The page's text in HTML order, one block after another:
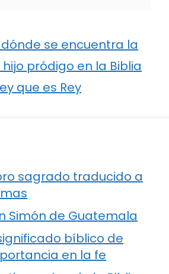
se encuentra la
pródigo en la Biblia
que es Rey
sagrado traducido a
Simón de Guatemala
bíblico de
en la fe